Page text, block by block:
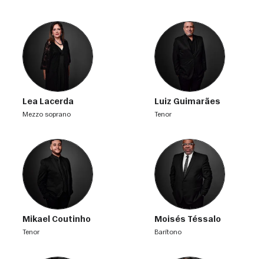
Lea Lacerda
mezzo soprano
Luiz Guimarães
tenor
Mikael Coutinho
tenor
Moisés Téssalo
barítono